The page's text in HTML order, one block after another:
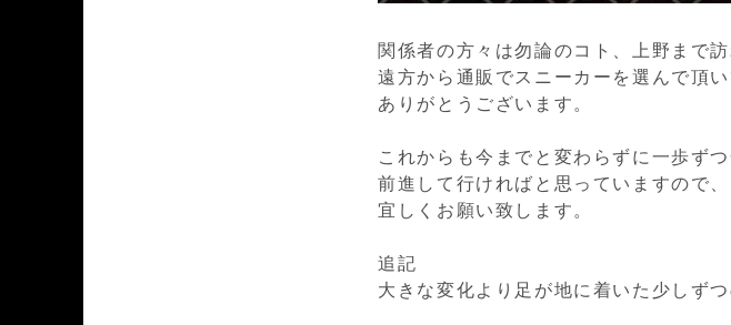
関係者の方々は勿論のコト、上野まで
遠方から通販でスニーカーを選んで頂
ありがとうございます。
これからも今までと変わらずに一歩ず
前進して行ければと思っていますので
宜しくお願い致します。
追記
大きな変化より足が地に着いた少しずつ